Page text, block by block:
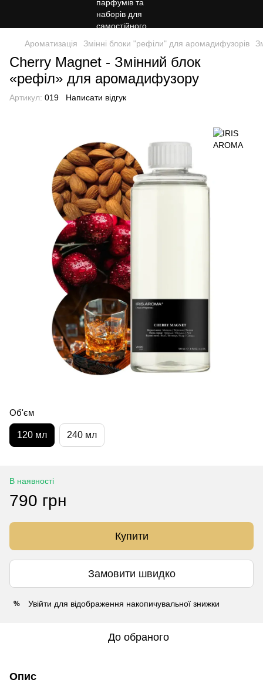
Ароматизація Змінні блоки "рефіли" для аромадифузорів
Cherry Magnet - Змінний блок
«рефіл» для аромадифузору
Артикул: 019 Написати відгук
Об'єм
120 мл 240 мл
В наявності
790 грн
Купити
Замовити швидко
% Увійти для відображення накопичувальної знижки
До обраного
Опис